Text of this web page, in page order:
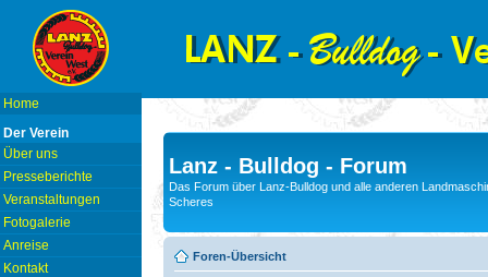
Home
Der Verein
Über uns
Presseberichte
Veranstaltungen
Fotogalerie
Anreise
Kontakt
Lanz - Bulldog - Forum
Das Forum über Lanz-Bulldog und alle anderen
Scheres
Foren-Übersicht